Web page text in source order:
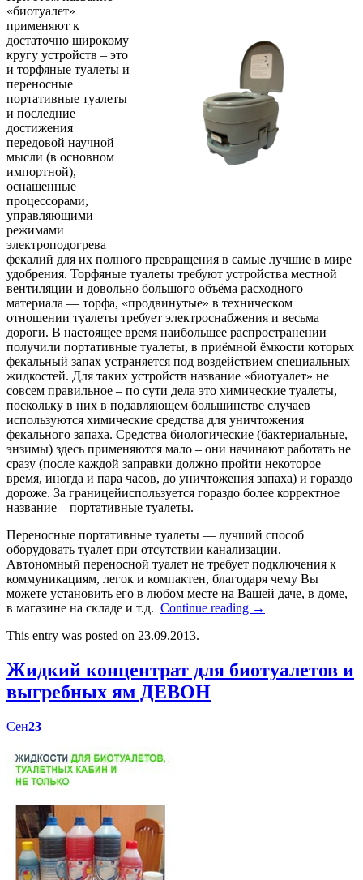
«биотуалет»
применяют к
достаточно широкому
кругу устройств – это
и торфяные туалеты и
переносные
портативные туалеты
и последние
достижения
передовой научной
мысли (в основном
импортной),
оснащенные
процессорами,
управляющими
режимами
электроподогрева
фекалий для их полного превращения в самые лучшие в мире
удобрения. Торфяные туалеты требуют устройства местной
вентиляции и довольно большого объёма расходного
материала — торфа, «продвинутые» в техническом
отношении туалеты требует электроснабжения и весьма
дороги. В настоящее время наибольшее распространении
получили портативные туалеты, в приёмной ёмкости которых
фекальный запах устраняется под воздействием специальных
жидкостей. Для таких устройств название «биотуалет» не
совсем правильное – по сути дела это химические туалеты,
поскольку в них в подавляющем большинстве случаев
используются химические средства для уничтожения
фекального запаха. Средства биологические (бактериальные,
энзимы) здесь применяются мало – они начинают работать не
сразу (после каждой заправки должно пройти некоторое
время, иногда и пара часов, до уничтожения запаха) и гораздо
дороже. За границейиспользуется гораздо более корректное
название – портативные туалеты.
Переносные портативные туалеты — лучший способ
оборудовать туалет при отсутствии канализации.
Автономный переносной туалет не требует подключения к
коммуникациям, легок и компактен, благодаря чему Вы
можете установить его в любом месте на Вашей даче, в доме,
в магазине на складе и т.д. Continue reading →
This entry was posted on 23.09.2013.
Жидкий концентрат для биотуалетов и
выгребных ям ДЕВОН
Сен23